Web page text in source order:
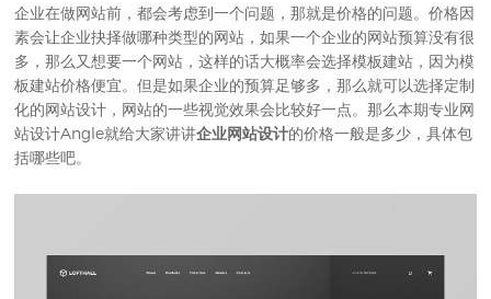
企业在做网站前，都会考虑到一个问题，那就是价格的问题。价格因
素会让企业抉择做哪种类型的网站，如果一个企业的网站预算没有很
多，那么又想要一个网站，这样的话大概率会选择模板建站，因为模
板建站价格便宜。但是如果企业的预算足够多，那么就可以选择定制
化的网站设计，网站的一些视觉效果会比较好一点。那么本期专业网
站设计Angle就给大家讲讲企业网站设计的价格一般是多少，具体包
括哪些吧。